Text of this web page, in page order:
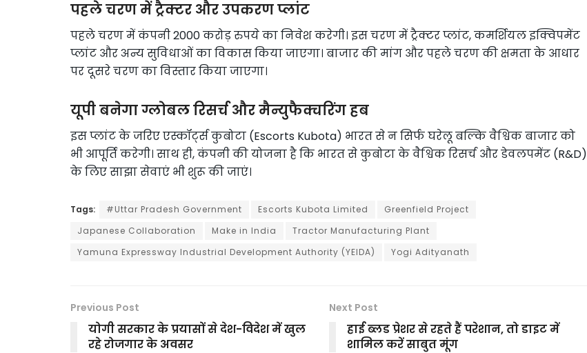
पहले चरण में ट्रैक्टर और उपकरण प्लांट
पहले चरण में कंपनी 2000 करोड़ रुपये का निवेश करेगी। इस चरण में ट्रैक्टर प्लांट, कमर्शियल इक्विपमेंट
प्लांट और अन्य सुविधाओं का विकास किया जाएगा। बाजार की मांग और पहले चरण की क्षमता के आधार
पर दूसरे चरण का विस्तार किया जाएगा।
यूपी बनेगा ग्लोबल रिसर्च और मैन्युफैक्चरिंग हब
इस प्लांट के जरिए एस्कॉर्ट्स कुबोटा (Escorts Kubota) भारत से न सिर्फ घरेलू बल्कि वैश्विक बाजार को
भी आपूर्ति करेगी। साथ ही, कंपनी की योजना है कि भारत से कुबोटा के वैश्विक रिसर्च और डेवलपमेंट (R&D)
के लिए साझा सेवाएं भी शुरू की जाएं।
Tags: #Uttar Pradesh Government Escorts Kubota Limited
Greenfield Project
Japanese Collaboration
Make in India
Tractor Manufacturing Plant
Yamuna Expressway Industrial Development Authority (YEIDA)
Yogi Adityanath
Previous Post
योगी सरकार के प्रयासों से देश-विदेश में खुल
रहे रोजगार के अवसर
Next Post
हाई ब्लड प्रेशर से रहते हैं परेशान, तो डाइट में
शामिल करें साबुत मूंग